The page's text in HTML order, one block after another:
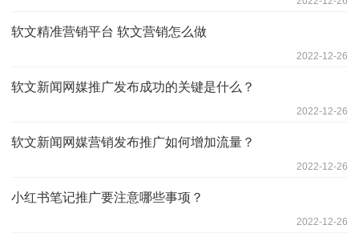
软文精准营销平台 软文营销怎么做
2022-12-26
软文新闻网媒推广发布成功的关键是什么？
2022-12-26
软文新闻网媒营销发布推广如何增加流量？
2022-12-26
小红书笔记推广要注意哪些事项？
2022-12-26